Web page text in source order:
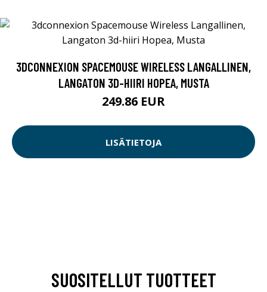
3DCONNEXION SPACEMOUSE WIRELESS LANGALLINEN,
LANGATON 3D-HIIRI HOPEA, MUSTA
249.86 EUR
LISÄTIETOJA
SUOSITELLUT TUOTTEET